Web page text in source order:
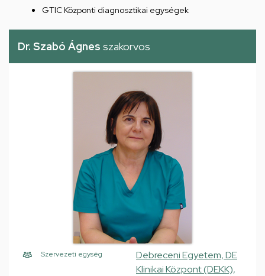
GTIC Központi diagnosztikai egységek
Dr. Szabó Ágnes szakorvos
Szervezeti egység
Debreceni Egyetem, DE
Klinikai Központ (DEKK),